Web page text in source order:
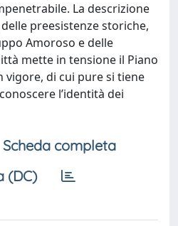
La descrizione
preesistenze storiche,
Amoroso e delle
mette in tensione il Piano
vigore, di cui pure si tiene
l’identità dei
Scheda completa
(DC)